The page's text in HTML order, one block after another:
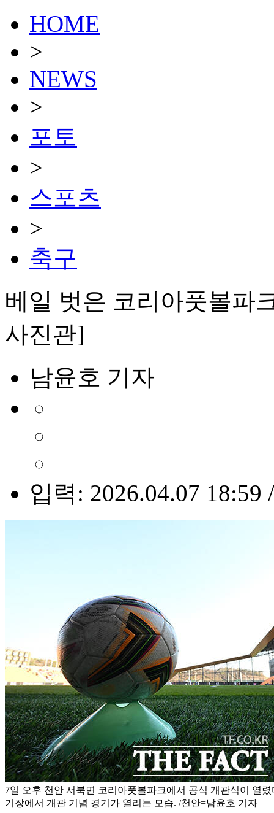
HOME
>
NEWS
>
포토
>
스포츠
>
축구
베일 벗은 코리아풋볼파
사진관]
남윤호 기자
입력: 2026.04.07 18:59
7일 오후 천안 서북면 코리아풋볼파크에서 공식 개관식이 열
기장에서 개관 기념 경기가 열리는 모습. /천안=남윤호 기자